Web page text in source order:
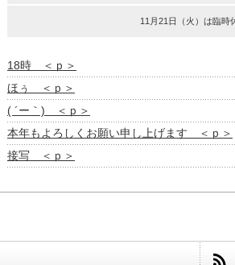
11月21日（火）は臨
18時 ＜ｐ＞
ほぅ ＜ｐ＞
( ´ー｀) ＜ｐ＞
本年もよろしくお願い申し上げます ＜ｐ＞
接写 ＜ｐ＞